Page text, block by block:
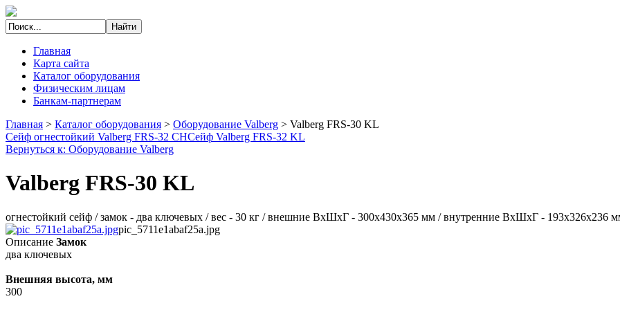
Главная
Карта сайта
Каталог оборудования
Физическим лицам
Банкам-партнерам
Главная > Каталог оборудования > Оборудование Valberg > Valberg FRS-30 KL
Сейф огнестойкий Valberg FRS-32 CHСейф Valberg FRS-32 KL
Вернуться к: Оборудование Valberg
Valberg FRS-30 KL
огнестойкий сейф / замок - два ключевых / вес - 30 кг / внешние ВхШхГ - 300х430х365 мм / внутренние ВхШхГ - 193х326х236
pic_5711e1abaf25a.jpg
Описание Замок
два ключевых
Внешняя высота, мм
300